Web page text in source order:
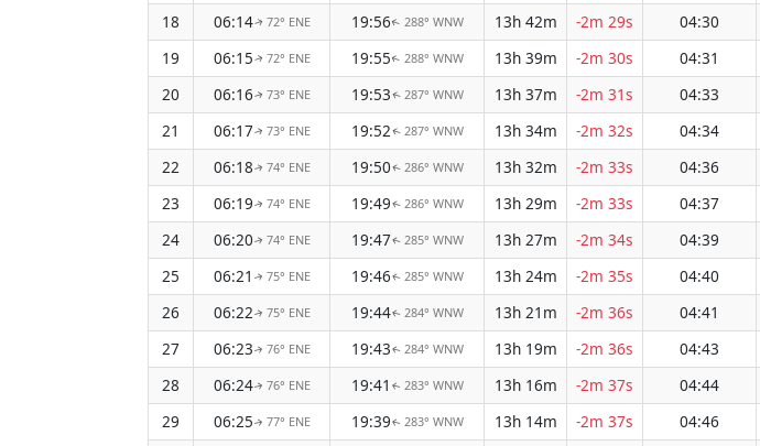
18
06:14↑ 72° ENE 19:56↑ 288° WNW 13h 42m -2m 29s 04:30
19
06:15↑ 72° ENE 19:55↑ 288° WNW 13h 39m -2m 30s 04:31
20
06:16↑ 73° ENE 19:53↑ 287° WNW 13h 37m -2m 31s 04:33
21
06:17↑ 73° ENE 19:52↑ 287° WNW 13h 34m -2m 32s 04:34
22
06:18↑ 74° ENE 19:50↑ 286° WNW 13h 32m -2m 33s 04:36
23
06:19↑ 74° ENE 19:49↑ 286° WNW 13h 29m -2m 33s 04:37
24
06:20↑ 74° ENE 19:47↑ 285° WNW 13h 27m -2m 34s 04:39
25
06:21 ↑ 75° ENE 19:46↑ 285° WNW 13h 24m -2m 35s 04:40
26
06:22↑ 75° ENE 19:44↑ 284° WNW 13h 21m -2m 36s 04:41
27
06:23↑ 76° ENE 19:43↑ 284° WNW 13h 19m -2m 36s 04:43
28
06:24↑ 76° ENE 19:41 ↑ 283° WNW 13h 16m -2m 37s 04:44
29
06:25↑ 77° ENE 19:39↑ 283° WNW 13h 14m -2m 37s 04:46